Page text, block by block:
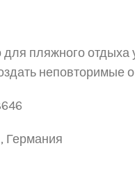
для пляжногоотдыха
46
Германия